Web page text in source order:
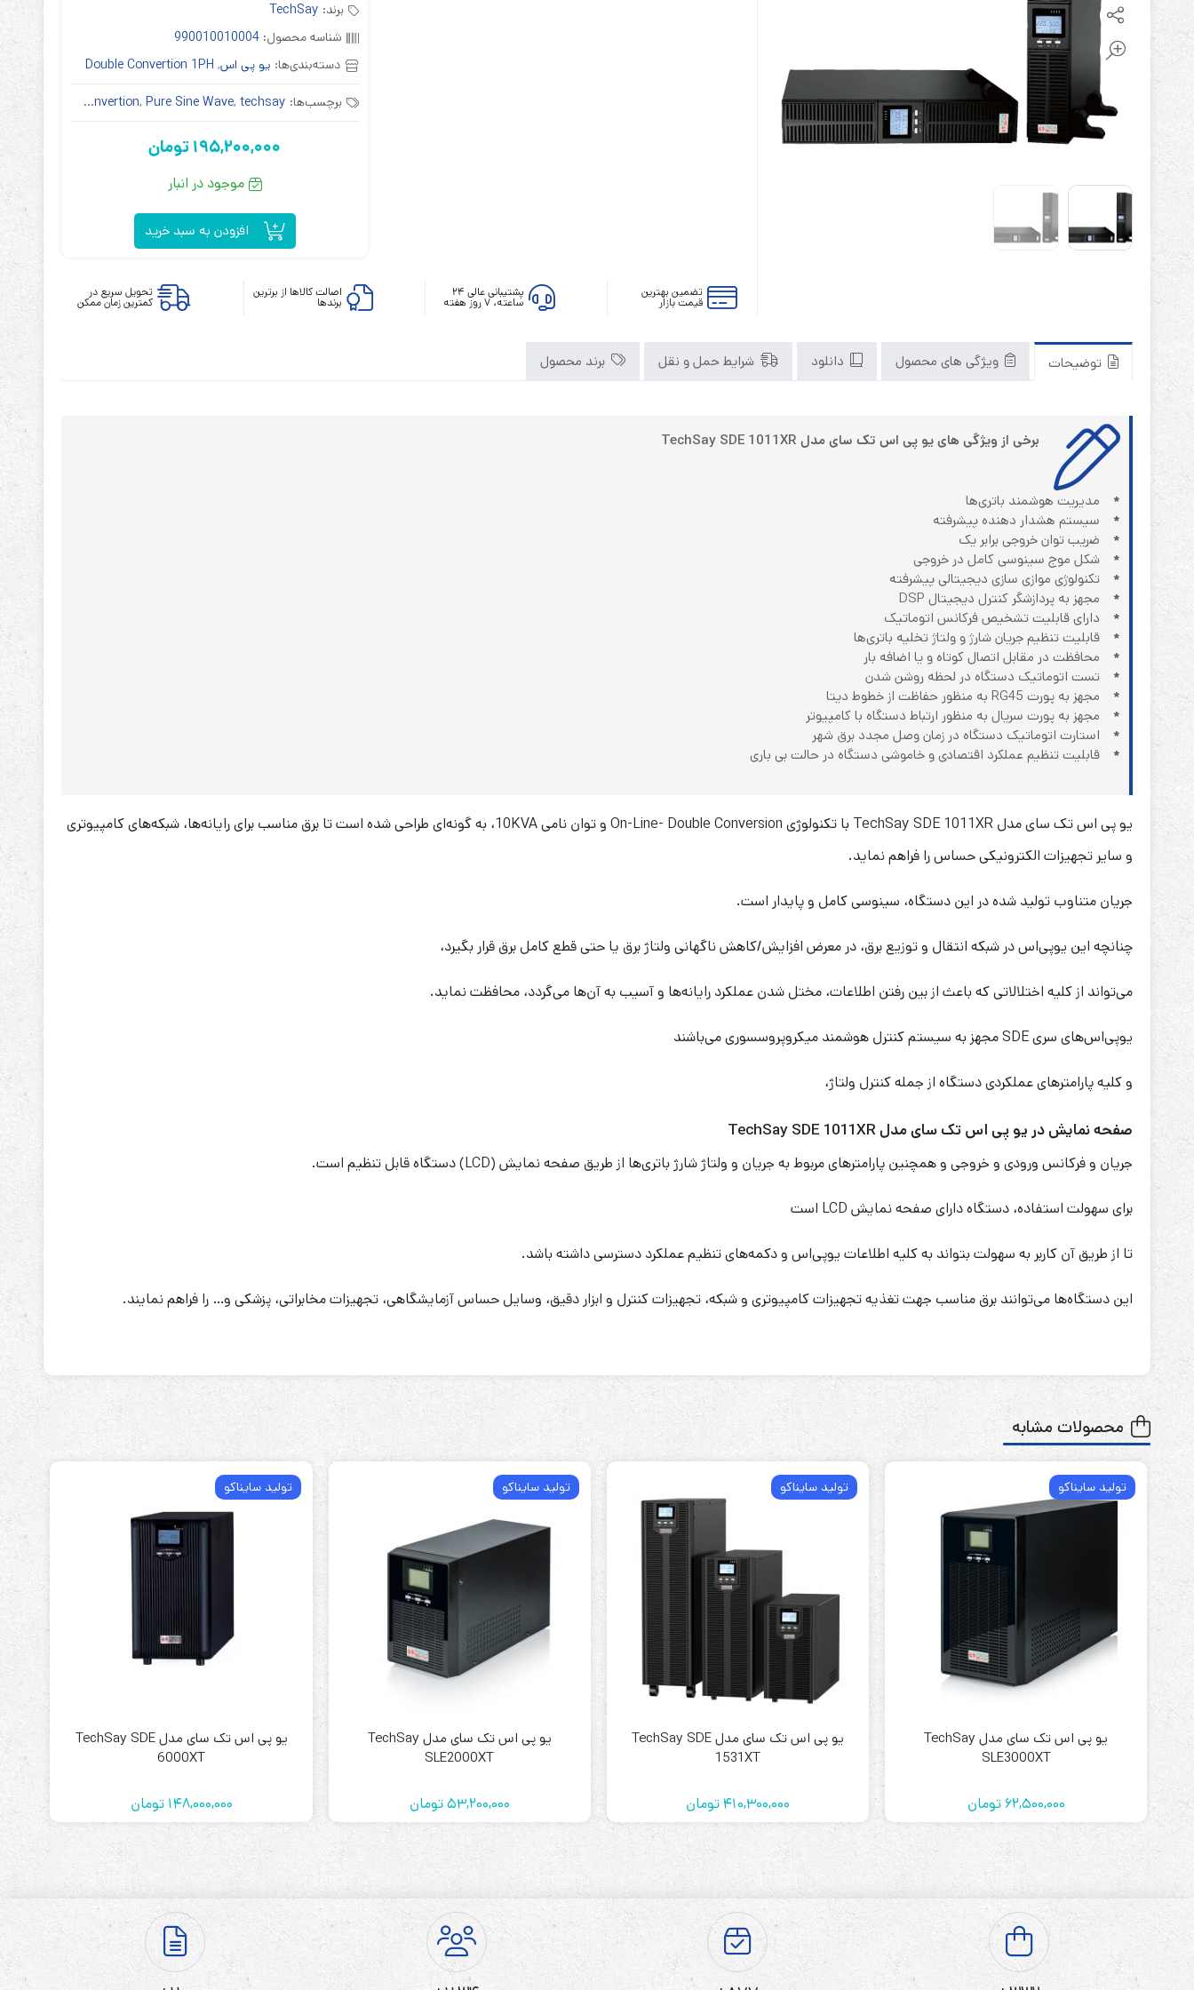
باتری آلکالاین
سلاموند
یونیتکس پاور
برند: TechSay
شناسه محصول: 990010010004
دسته‌بندی‌ها: یو پی اس,
Double Convertion 1PH
برچسب‌ها: double convertion,Pure Sine Wave,techsay
, تک
195,200,000 تومان
موجود در انبار
افزودن به سبد خرید
تضمین بهترین
قیمت بازار
پشتیبانی عالی ۲۴
ساعته، ۷ روز هفته
اصالت کالاها از برترین
برندها
تحویل سریع در
کمترین زمان ممکن
توضیحات ویژگی های محصول دانلود شرایط حمل و نقل برند محصول
برخی از ویژگی های یو پی اس تک سای مدل TechSay SDE 1011XR
*
مدیریت هوشمند باتری‌ها
*
سیستم هشدار دهنده پیشرفته
*
ﺿریب توان خروجی برابر یک
*
شکل موج سینوسی کامل در خروجی
*
تکنولوژی موازی سازی دیجیتالی پیشرفته
*
مجهز به پردازشگر کنترل دیجیتال DSP
*
دارای قابلیت تشخیص فرکانس اتوماتیک
*
قابلیت تنظیم جریان شارژ و ولتاژ تخلیه باتری‌ها
*
محافظت در مقابل اتصال کوتاه و یا اضافه بار
*
تست اتوماتیک دستگاه در لحظه روشن شدن
*
مجهز به پورت RG45 به منظور حفاظت از خطوط دیتا
*
مجهز به پورت سریال به منظور ارتباط دستگاه با کامپیوتر
*
استارت اتوماتیک دستگاه در زمان وصل مجدد برق شهر
*
قابلیت تنظیم عملکرد اقتصادی و خاموشی دستگاه در حالت بی باری
یو پی اس تک سای مدل TechSay SDE 1011XR با تکنولوژی On-Line- Double Conversion و توان نامی 10KVA، به گونه‌ای طراحی شده‌ است تا برق مناسب برای رایانه‌ها، شبکه‌های کامپیوتری
و سایر تجهیزات الکترونیکی حساس را فراهم نماید.
جریان متناوب تولید شده در این دستگاه، سینوسی کامل و پایدار است.
چنانچه این یوپی‌اس در شبکه انتقال و توزیع برق، در معرض افزایش/کاهش ناگهانی ولتاژ برق یا حتی قطع کامل برق قرار بگیرد،
می‌تواند از کلیه اختلالاتی که باعث از بین رفتن اطلاعات، مختل شدن عملکرد رایانه‌ها و آسیب به آن‌ها می‌گردد، محافظت نماید.
یوپی‌اس‌های سری SDE مجهز به سیستم کنترل هوشمند میکروپروسسوری می‌باشند
و کلیه پارامترهای عملکردی دستگاه از جمله کنترل ولتاژ،
صفحه نمایش در یو پی اس تک سای مدل TechSay SDE 1011XR
جریان و فرکانس ورودی و خروجی و همچنین پارامترهای مربوط به جریان و ولتاژ شارژ باتری‌ها از طریق صفحه نمایش (LCD) دستگاه قابل تنظیم است.
برای سهولت استفاده، دستگاه دارای صفحه نمایش LCD است
تا از طریق آن کاربر به سهولت بتواند به کلیه اطلاعات یوپی‌اس و دکمه‌های تنظیم عملکرد دسترسی داشته باشد.
این دستگاه‌ها می‌توانند برق مناسب جهت تغذیه تجهیزات کامپیوتری و شبکه، تجهیزات کنترل و ابزار دقیق، وسایل حساس آزمایشگاهی، تجهیزات مخابراتی، پزشکی و… را فراهم نمایند.
محصولات مشابه
تولید سایناکو
یو پی اس تک سای مدل TechSay
SLE3000XT
62,500,000 تومان
تولید سایناکو
یو پی اس تک سای مدل TechSay SDE
1531XT
410,300,000 تومان
تولید سایناکو
یو پی اس تک سای مدل TechSay
SLE2000XT
53,200,000تومان
تولید سایناکو
یو پی اس تک سای مدل TechSay SDE
6000XT
148,000,000 تومان